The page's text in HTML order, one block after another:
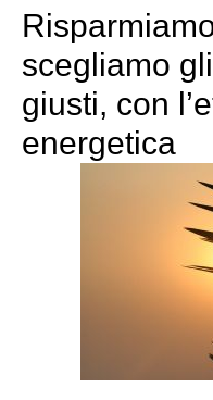
scegliamo
giusti, con
energetica